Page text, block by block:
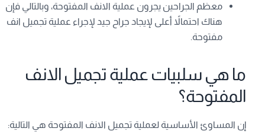
معظم الجراحين يجرون عملية الانف المفتوحة، وبالتالي فإن
هناك احتمالاً أعلى لإيجاد جراح جيد لإجراء عملية تجميل انف
مفتوحة.
ما هي سلبيات عملية تجميل الانف
المفتوحة؟
إن المساوئ الأساسية لعملية تجميل الانف المفتوحة هي التالية: